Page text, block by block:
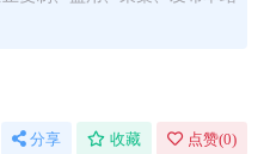
分享 收藏 点赞(0)